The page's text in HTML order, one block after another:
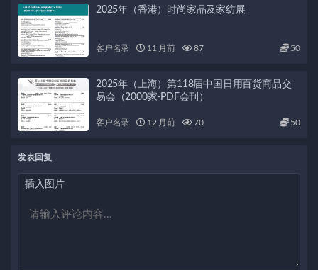
2025年（香港）时尚家品及家纺展
客户名录 11 月前 87 50
2025年（上海）第118届中国日用百货商品交
易会（2000家-PDF会刊）
客户名录 12 月前 70 50
发表回复
插入图片